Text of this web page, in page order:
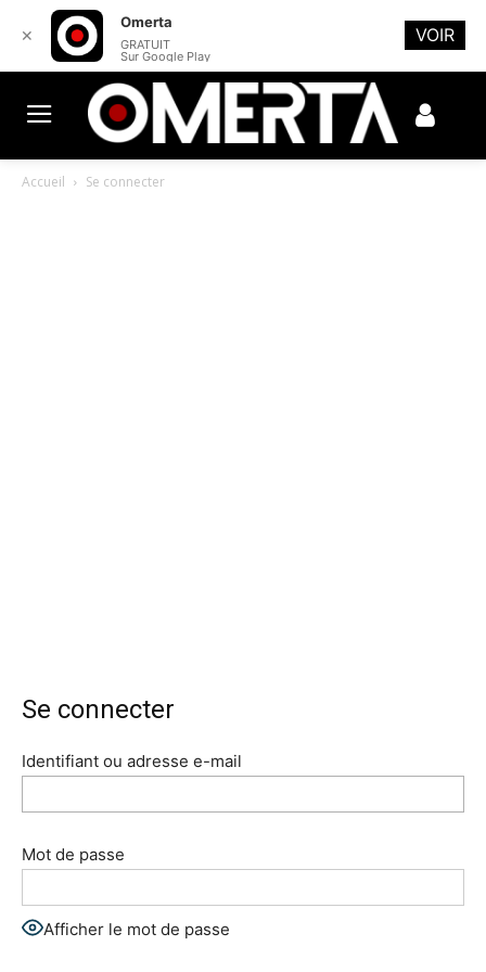
Accueil Se connecter
Se connecter
Identifiant ou adresse e-mail
Mot de passe
Afficher le mot de passe
✕
Omerta
GRATUIT
Sur Google Play
VOIR